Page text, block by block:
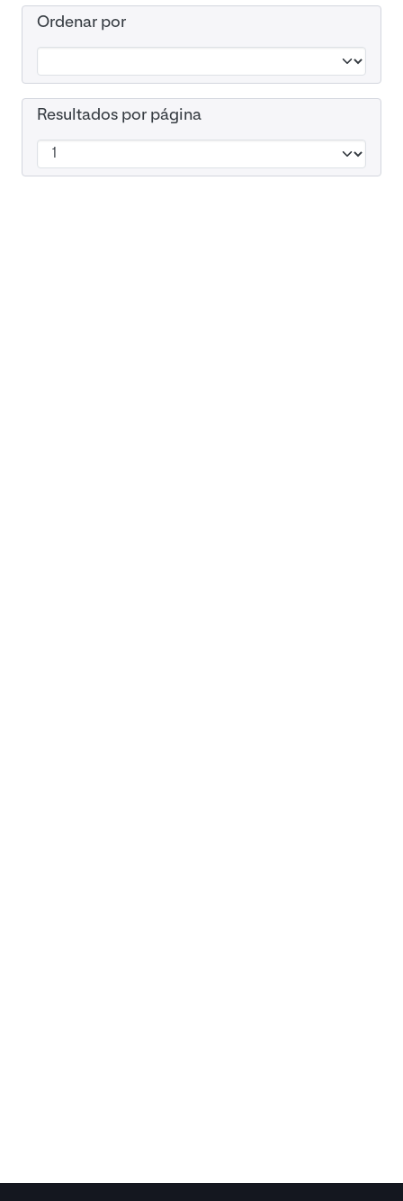
Ordenar por
Resultados por página